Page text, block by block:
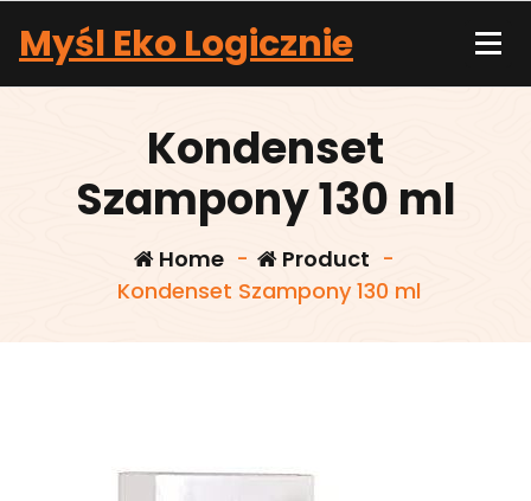
content
Myśl Eko Logicznie
Kondenset
Szampony 130 ml
Home- Product -
Kondenset Szampony 130 ml